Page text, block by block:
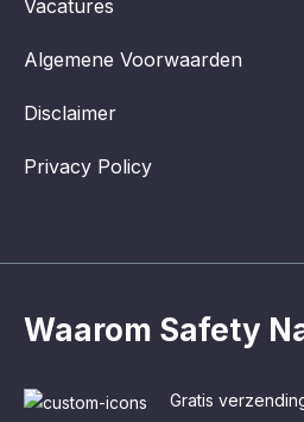
Waarom Safety
Gratis
Vacatures
Algemene Voorwaarden
Disclaimer
Privacy Policy